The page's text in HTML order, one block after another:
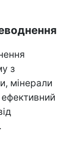
з
мінерали